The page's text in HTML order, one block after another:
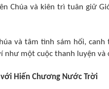
Chúa và kiên trì tuân giữ
và tâm tình sám hối,
một cuộc thanh luyện và
Hiến Chương Nước Trời